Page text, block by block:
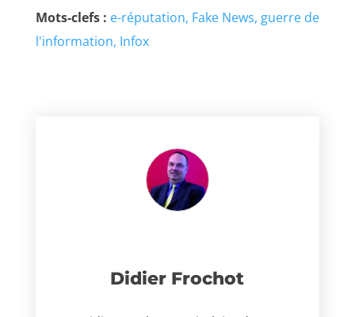
Mots-clefs : e-réputation Fake News guerre de
l'information Infox
Didier Frochot